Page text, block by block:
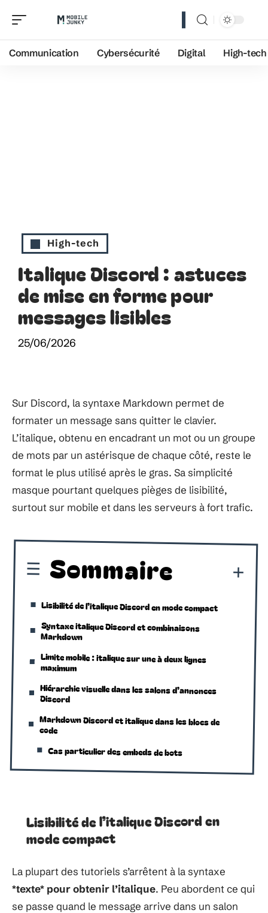
Communication Cybersécurité Digital High-tech
High-tech
Italique Discord : astuces
de mise en forme pour
messages lisibles
25/06/2026
Sur Discord, la syntaxe Markdown permet de
formater un message sans quitter le clavier.
L’italique, obtenu en encadrant un mot ou un groupe
de mots par un astérisque de chaque côté, reste le
format le plus utilisé après le gras. Sa simplicité
masque pourtant quelques pièges de lisibilité,
surtout sur mobile et dans les serveurs à fort trafic.
Sommaire
Lisibilité de l’italique Discord en mode compact
Syntaxe italique Discord et combinaisons
Markdown
Limite mobile : italique sur une à deux lignes
maximum
Hiérarchie visuelle dans les salons d’annonces
Discord
Markdown Discord et italique dans les blocs de
code
Cas particulier des embeds de bots
Lisibilité de l’italique Discord en
mode compact
La plupart des tutoriels s’arrêtent à la syntaxe
*texte* pour obtenir l’italique. Peu abordent ce qui
se passe quand le message arrive dans un salon